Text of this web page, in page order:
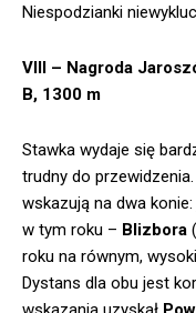
Niespodzianki
VIII – Nagroda
B, 1300 m
Stawka wydaje się
trudny do
wskazują na dwa
w tym roku – Blizbora
roku na równym,
Dystans dla obu jest